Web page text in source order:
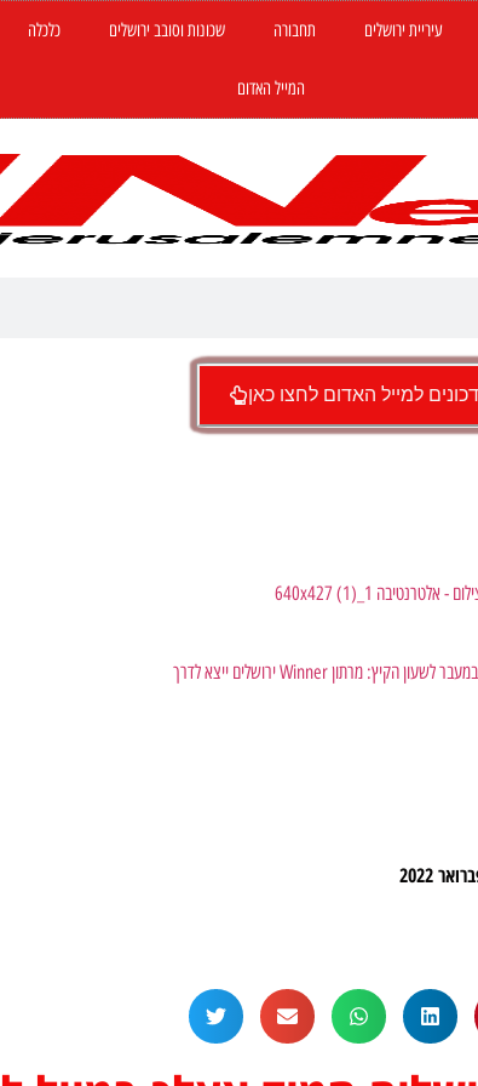
עיריית ירושלים תחבורה שכונות וסובב ירושלים כלכלה
המייל האדום
למייל האדום לחצו כאן
חוגגים את מרתון ירושלים במעבר לשעון הקיץ: מרתון Winner ירושלים ייצא לדרך